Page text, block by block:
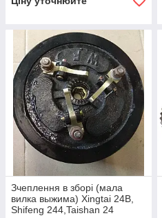
Зчеплення в зборі (мала
вилка выжима) Xingtai 24B,
Shifeng 244,Taishan 24